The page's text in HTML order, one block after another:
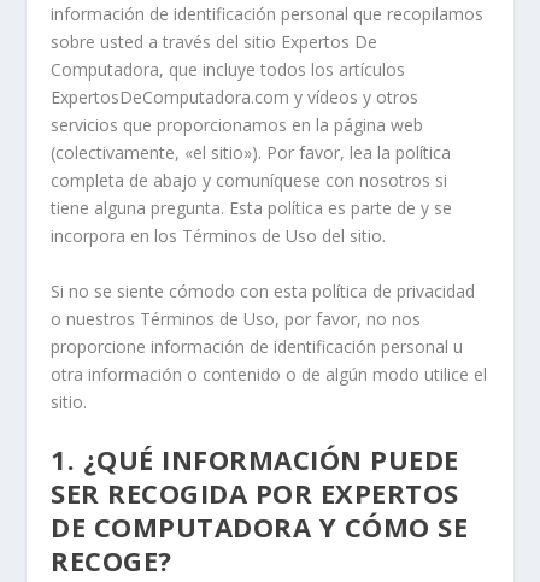
información de identificación personal que recopilamos
sobre usted a través del sitio Expertos De
Computadora, que incluye todos los artículos
ExpertosDeComputadora.com y vídeos y otros
servicios que proporcionamos en la página web
(colectivamente, «el sitio»). Por favor, lea la política
completa de abajo y comuníquese con nosotros si
tiene alguna pregunta. Esta política es parte de y se
incorpora en los Términos de Uso del sitio.
Si no se siente cómodo con esta política de privacidad
o nuestros Términos de Uso, por favor, no nos
proporcione información de identificación personal u
otra información o contenido o de algún modo utilice el
sitio.
1. ¿QUÉ INFORMACIÓN PUEDE
SER RECOGIDA POR EXPERTOS
DE COMPUTADORA Y CÓMO SE
RECOGE?